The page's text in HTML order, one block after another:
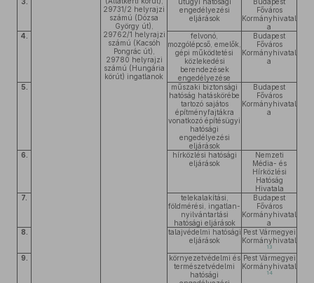
29731/2 helyrajzi
számú (Dózsa
György út),
29762/1 helyrajzi
számú (Kacsóh
Pongrác út),
29780 helyrajzi
számú (Hungária
körút) ingatlanok
engedélyezési
eljárások
Főváros
Kormányhivatal
a
4.
felvonó,
mozgólépcső, emelők,
gépi működtetési
közlekedési
berendezések
engedélyezése
Budapest
Főváros
Kormányhivatal
a
5.
műszaki biztonsági
hatóság hatáskörébe
tartozó sajátos
építményfajtákra
vonatkozó építésügyi
hatósági
engedélyezési
eljárások
Budapest
Főváros
Kormányhivatal
a
6.
hírközlési hatósági
eljárások
Nemzeti
Média- és
Hírközlési
Hatóság
Hivatala
7.
telekalakítási,
földmérési, ingatlan-
nyilvántartási
hatósági eljárások
Budapest
Főváros
Kormányhivatal
a
8.
talajvédelmi hatósági
eljárások
Pest Vármegyei
Kormányhivatal
13
9.
környezetvédelmi és
természetvédelmi
hatósági
Pest Vármegyei
Kormányhivatal
14